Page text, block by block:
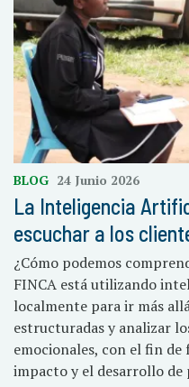
BLOG 24 Junio 2026
La Inteligencia
escuchar a los
¿Cómo podemos
FINCA está utilizando
localmente para ir más
estructuradas y analizar
emocionales, con el fin
impacto y el desarrollo de